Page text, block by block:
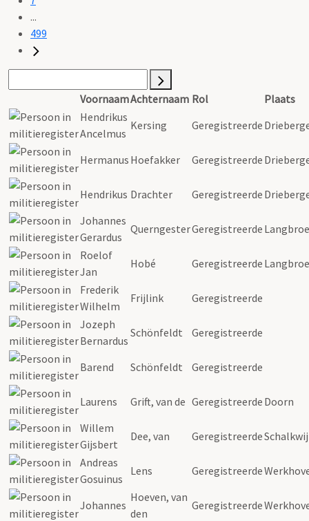
...
499
VoornaamAchternaam Rol
Plaats
Hendrikus
Ancelmus
Kersing Geregistreerde
Hermanus Hoefakker Geregistreerde
Hendrikus Drachter Geregistreerde
Johannes
Gerardus
QuerngesterGeregistreerde
Roelof
Jan
Hobé Geregistreerde
Frederik
Wilhelm
Frijlink
Geregistreerde
Jozeph
Bernardus
Schönfeldt Geregistreerde
Barend Schönfeldt Geregistreerde
Laurens Grift, van de Geregistreerde Doorn
Willem
Gijsbert
Dee, van Geregistreerde
Andreas
Gosuinus
Lens Geregistreerde
Johannes
Hoeven, van
den
Geregistreerde